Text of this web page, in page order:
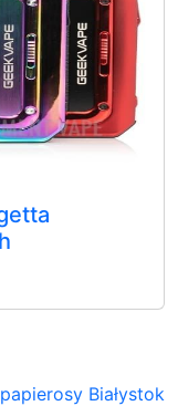
Białystok